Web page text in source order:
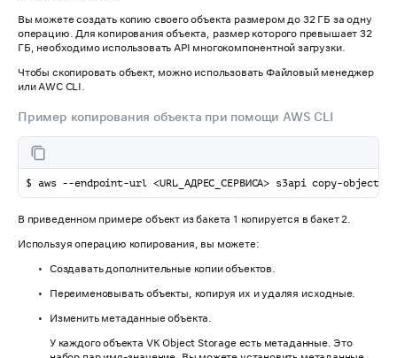
Вы можете создать копию своего объекта размером до 32 ГБ за одну
операцию. Для копирования объекта, размер которого превышает 32
ГБ, необходимо использовать API многокомпонентной загрузки.
Чтобы скопировать объект, можно использовать Файловый менеджер
или AWC CLI.
Пример копирования объекта при помощи AWS CLI
$ aws --endpoint-url <URL_АДРЕС_СЕРВИСА> s3api copy-object --
В приведенном примере объект из бакета 1 копируется в бакет 2.
Используя операцию копирования, вы можете:
Создавать дополнительные копии объектов.
Переименовывать объекты, копируя их и удаляя исходные.
Изменить метаданные объекта.
У каждого объекта VK Object Storage есть метаданные. Это